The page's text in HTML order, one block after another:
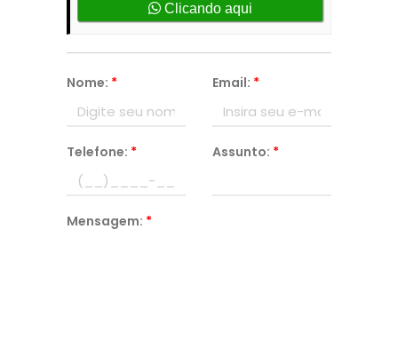
Clicando aqui
Nome: * Email: *
Telefone: * Assunto: *
Mensagem: *